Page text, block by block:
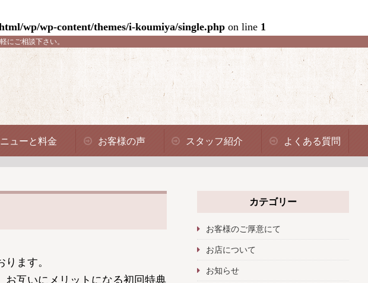
wp/wp-content/themes/i-koumiya/single.php on line 1
にご相談下さい。
ューと料金 お客様の声 スタッフ紹介 よくある質問
ます。
お互いにメリットになる初回特典
カテゴリー
お客様のご厚意にて
お店について
お知らせ